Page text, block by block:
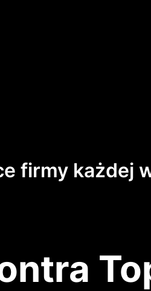
firmy każdej